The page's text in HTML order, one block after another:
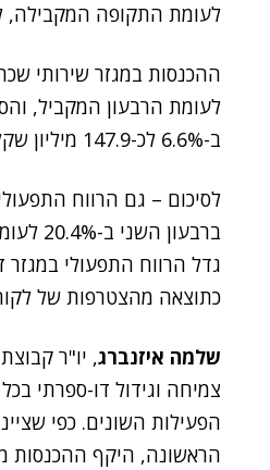
לעומת התקופה המקבילה, לכ-43.3 מיליון
ב-6.6% לכ-147.9 מיליון שקל. גידול זה מקורו בעיקר מהגידול בהכנסות.
לסיכום – גם הרווח
כתוצאה מהצטרפות של
שלמה איזנברג, יו"ר
צמיחה וגידול דו-ספרתי
הפעילות השונים. כפי
הראשונה, היקף ההכנסות מחו"ל מהווה 12%